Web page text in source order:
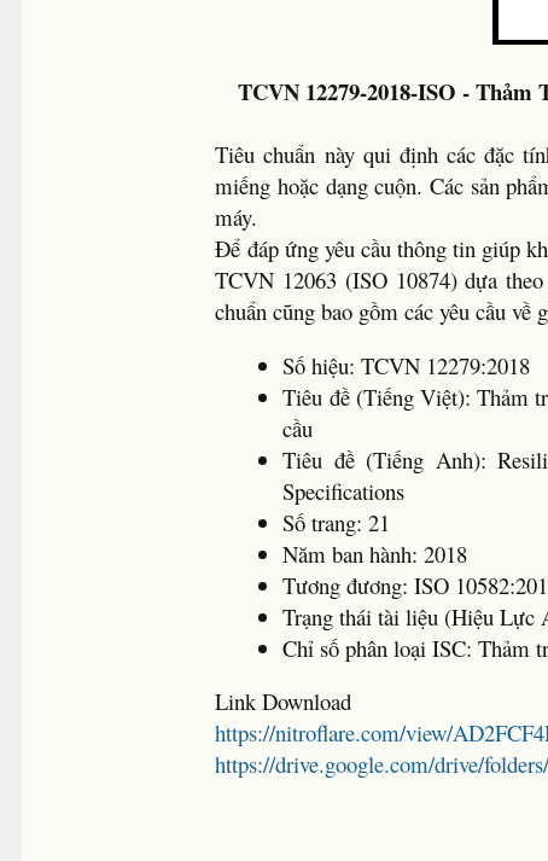
TCVN 12279-2018-ISO -
Tiêu chuẩn này qui định các đặc
miếng hoặc dạng cuộn. Các sản
máy.
Để đáp ứng yêu cầu thông tin giúp
TCVN 12063 (ISO 10874) dựa
chuẩn cũng bao gồm các yêu cầu về
Số hiệu: TCVN 12279:2018
Tiêu đề (Tiếng Việt): Thảm
cầu
Tiêu đề (Tiếng Anh):
Specifications
Số trang: 21
Năm ban hành: 2018
Tương đương: ISO
Trạng thái tài liệu (Hiệu
Chỉ số phân loại ISC: Thảm
Link Download
https://nitroflare.com/view/
https://drive.google.com/drive/